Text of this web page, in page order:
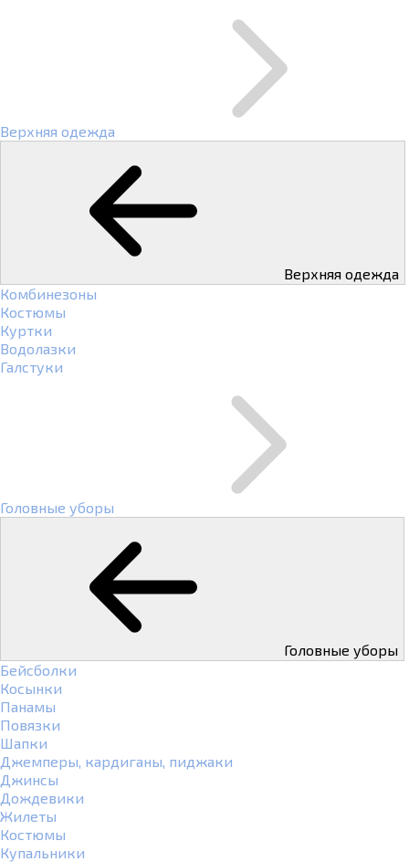
Верхняя одежда
Верхняя одежда
Комбинезоны
Костюмы
Куртки
Водолазки
Галстуки
Головные уборы
Головные уборы
Бейсболки
Косынки
Панамы
Повязки
Шапки
Джемперы, кардиганы, пиджаки
Джинсы
Дождевики
Жилеты
Костюмы
Купальники